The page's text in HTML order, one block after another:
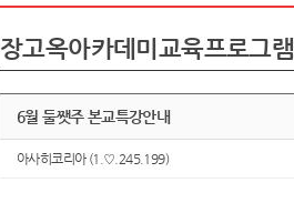
장고옥아카데미교육프로그램
6월 둘쨋주 본교특강안내
아사히코리아(1.♡.245.199)